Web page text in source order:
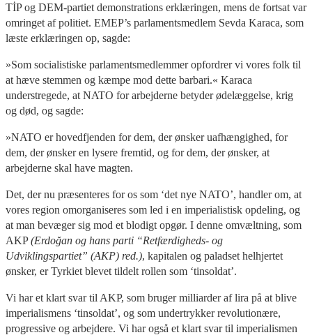
TİP og DEM-partiet demonstrations erklæringen, mens de fortsat var
omringet af politiet. EMEP’s parlamentsmedlem Sevda Karaca, som
læste erklæringen op, sagde:
»Som socialistiske parlamentsmedlemmer opfordrer vi vores folk til
at hæve stemmen og kæmpe mod dette barbari.« Karaca
understregede, at NATO for arbejderne betyder ødelæggelse, krig
og død, og sagde:
»NATO er hovedfjenden for dem, der ønsker uafhængighed, for
dem, der ønsker en lysere fremtid, og for dem, der ønsker, at
arbejderne skal have magten.
Det, der nu præsenteres for os som ‘det nye NATO’, handler om, at
vores region omorganiseres som led i en imperialistisk opdeling, og
at man bevæger sig mod et blodigt opgør. I denne omvæltning, som
AKP(Erdoğan og hans parti “Retfærdigheds- og
Udviklingspartiet” (AKP) red.), kapitalen og paladset helhjertet
ønsker, er Tyrkiet blevet tildelt rollen som ‘tinsoldat’.
Vi har et klart svar til AKP, som bruger milliarder af lira på at blive
imperialismens ‘tinsoldat’, og som undertrykker revolutionære,
progressive og arbejdere. Vi har også et klart svar til imperialismen